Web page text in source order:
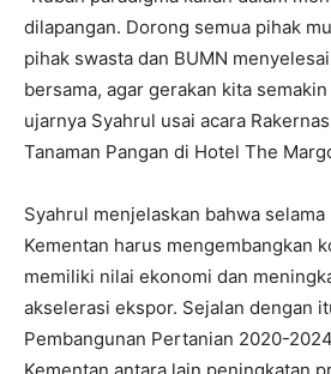
dilapangan. Dorong semua pihak
pihak swasta dan BUMN
bersama, agar gerakan kita
ujarnya Syahrul usai acara
Tanaman Pangan di Hotel The
Syahrul menjelaskan bahwa
Kementan harus mengembangkan
memiliki nilai ekonomi dan
akselerasi ekspor. Sejalan dengan
Pembangunan Pertanian 2020-